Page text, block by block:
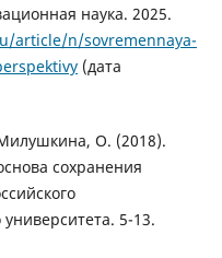
наука. 2025.
article/n/sovremennaya-
(дата
О. (2018).
сохранения
5-13.